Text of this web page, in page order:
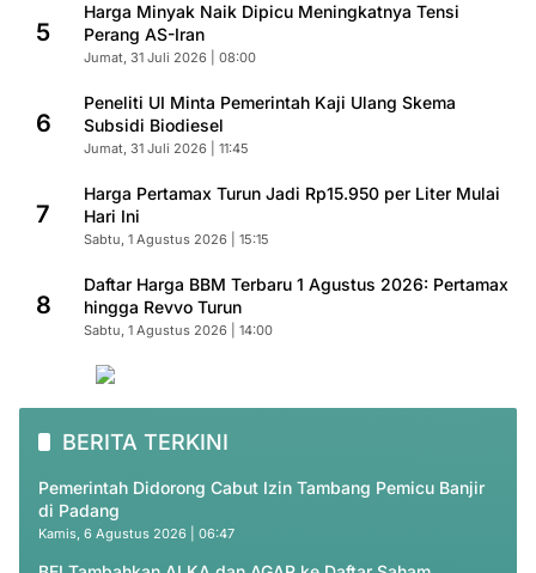
5
Harga Minyak Naik Dipicu Meningkatnya Tensi
Perang AS-Iran
Jumat, 31 Juli 2026 | 08:00
6
Peneliti UI Minta Pemerintah Kaji Ulang Skema
Subsidi Biodiesel
Jumat, 31 Juli 2026 | 11:45
7
Harga Pertamax Turun Jadi Rp15.950 per Liter Mulai
Hari Ini
Sabtu, 1 Agustus 2026 | 15:15
8
Daftar Harga BBM Terbaru 1 Agustus 2026: Pertamax
hingga Revvo Turun
Sabtu, 1 Agustus 2026 | 14:00
BERITA TERKINI
Pemerintah Didorong Cabut Izin Tambang Pemicu Banjir
di Padang
Kamis, 6 Agustus 2026 | 06:47